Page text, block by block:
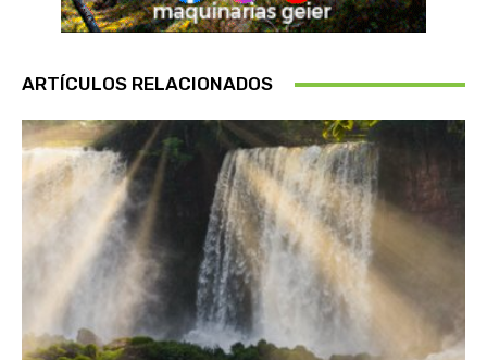
ARTÍCULOS RELACIONADOS